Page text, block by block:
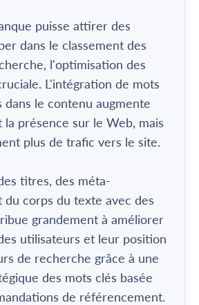
puisse attirer des
dans le classement des
l'optimisation des
L'intégration de mots
le contenu augmente
la présence sur le Web, mais
plus de trafic vers le site.
titres, des méta-
corps du texte avec des
grandement à améliorer
utilisateurs et leur position
de recherche grâce à une
des mots clés basée
de référencement.